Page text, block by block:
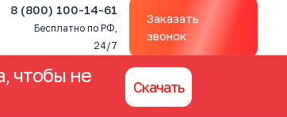
8 (800) 100-14-61
Бесплатно по РФ,
24/7
Заказать
звонок
чтобы не
Скачать